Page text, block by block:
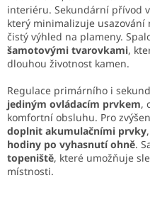
interiéru. Sekundární přívod
který minimalizuje
čistý výhled na plameny.
šamotovými tvarovkami,
dlouhou životnost kamen.
Regulace primárního i
jediným ovládacím prvkem,
komfortní obsluhu. Pro
doplnit akumulačními prvky
hodiny po vyhasnutí ohně.
topeniště, které umožňuje
místnosti.